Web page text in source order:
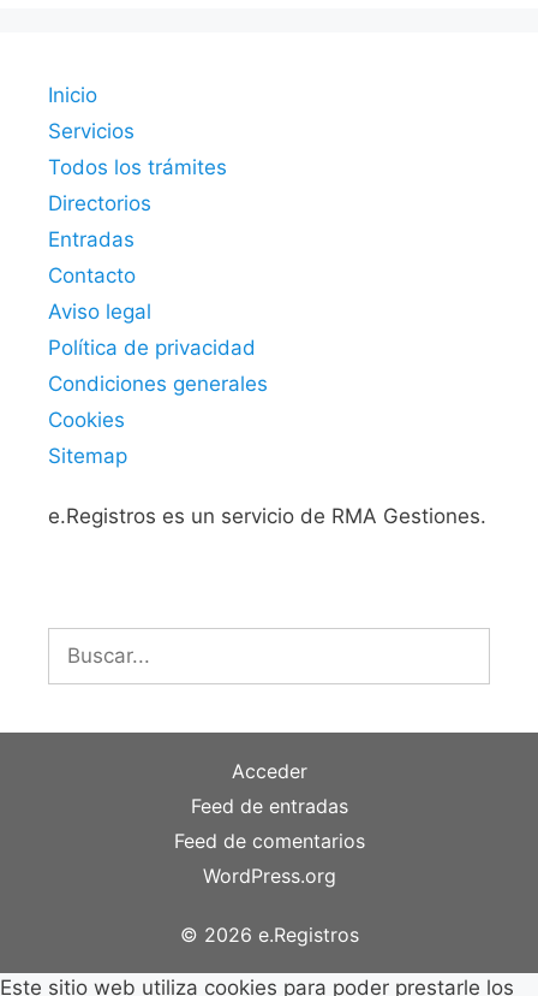
Inicio
Servicios
Todos los trámites
Directorios
Entradas
Contacto
Aviso legal
Política de privacidad
Condiciones generales
Cookies
Sitemap
e.Registros es un servicio de RMA Gestiones.
Buscar:
Acceder
Feed de entradas
Feed de comentarios
WordPress.org
© 2026 e.Registros
Este sitio web utiliza cookies para poder prestarle los